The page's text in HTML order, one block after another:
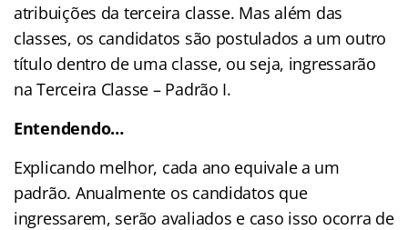
atribuições da terceira classe. Mas além das
classes, os candidatos são postulados a um outro
título dentro de uma classe, ou seja, ingressarão
na Terceira Classe – Padrão I.
Entendendo…
Explicando melhor, cada ano equivale a um
padrão. Anualmente os candidatos que
ingressarem, serão avaliados e caso isso ocorra de